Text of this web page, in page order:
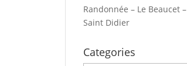
Randonnée – Le Beaucet –
Saint Didier
Categories